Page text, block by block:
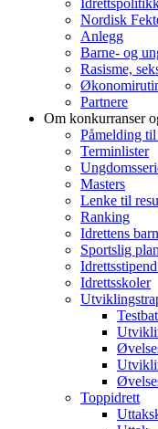
Nordisk
Anlegg
Barne- og
Rasisme,
Partnere
Om konkurranser
Påmelding
Terminlister
Masters
Lenke til
Ranking
Idrettens
Sportslig plan
Idrettsskoler
Toppidrett